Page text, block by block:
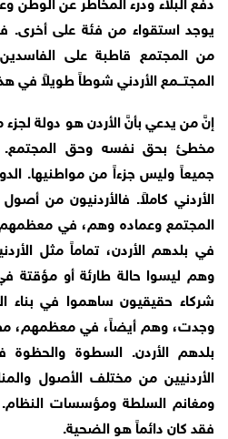
يوجد استقواء من فئة على أخرى.
من المجتمع قاطبة على
المجتـــمع الأردني شوطاً طويلاً في
إنَّ من يدعي بأنَّ الأردن هو دولة
مخطئ بحق نفسه وحق المجتمع.
جميعاً وليس جزءاً من مواطنيها.
الأردني كاملاً. فالأردنيون من
المجتمع وعماده وهم، في
في بلدهم الأردن، تماماً مثل
وهم ليسوا حالة طارئة أو مؤقتة
شركاء حقيقيون ساهموا في بناء
وجدت، وهم أيضاً، في معظمهم،
بلدهم الأردن. السطوة
الأردنيين من مختلف الأصول
ومغانم السلطة ومؤسسات
فقد كان دائماً هو الضحية.